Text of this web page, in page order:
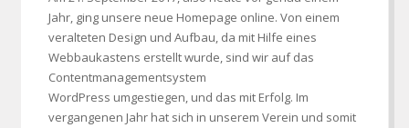
Jahr, ging unsere neue Homepage online. Von einem
veralteten Design und Aufbau, da mit Hilfe eines
Webbaukastens erstellt wurde, sind wir auf das
Contentmanagementsystem
WordPress umgestiegen, und das mit Erfolg. Im
vergangenen Jahr hat sich in unserem Verein und somit